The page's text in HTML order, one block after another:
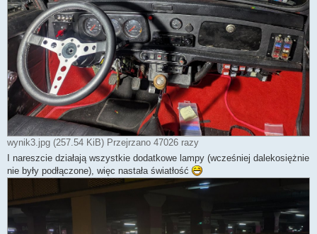
wynik3.jpg (257.54 KiB) Przejrzano 47026 razy
I nareszcie działają wszystkie dodatkowe lampy (wcześniej dalekosiężnie
nie były podłączone), więc nastała światłość